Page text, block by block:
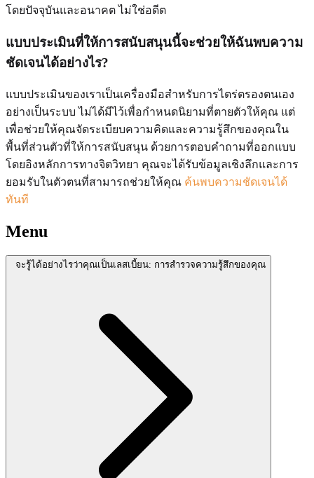
โดยปัจจุบันและอนาคต ไม่ใช่อดีต
แบบประเมินที่ให้การสนับสนุนนี้จะช่วยให้ฉันพบความ
ชัดเจนได้อย่างไร?
แบบประเมินของเราเป็นเครื่องมือสำหรับการไตร่ตรองตนเอง
อย่างเป็นระบบ ไม่ได้มีไว้เพื่อกำหนดนิยามที่ตายตัวให้คุณ แต่
เพื่อช่วยให้คุณจัดระเบียบความคิดและความรู้สึกของคุณใน
พื้นที่ส่วนตัวที่ให้การสนับสนุน ด้วยการตอบคำถามที่ออกแบบ
โดยอิงหลักการทางจิตวิทยา คุณจะได้รับข้อมูลเชิงลึกและการ
ยอมรับในตัวตนที่สามารถช่วยให้คุณ ค้นพบความชัดเจนได้
ทันที
Menu
จะรู้ได้อย่างไรว่าคุณเป็นเลสเบี้ยน: การสำรวจความรู้สึกของคุณ